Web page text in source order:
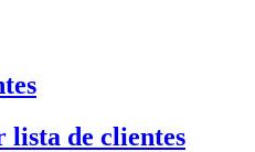
lista de clientes